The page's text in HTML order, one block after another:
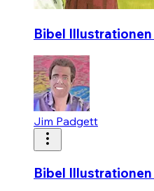
Bibel
Jim Padgett
Bibel